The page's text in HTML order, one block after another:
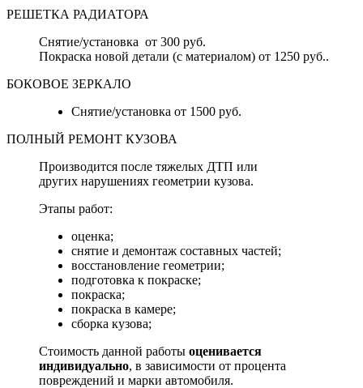
РЕШЕТКА РАДИАТОРА
Снятие/установка от 300 руб.
Покраска новой детали (с материалом) от 1250 руб..
БОКОВОЕ ЗЕРКАЛО
Снятие/установка от 1500 руб.
ПОЛНЫЙ РЕМОНТ КУЗОВА
Производится после тяжелых ДТП или
других нарушениях геометрии кузова.
Этапы работ:
оценка;
снятие и демонтаж составных частей;
восстановление геометрии;
подготовка к покраске;
покраска;
покраска в камере;
сборка кузова;
Стоимость данной работы оценивается
индивидуально, в зависимости от процента
повреждений и марки автомобиля.